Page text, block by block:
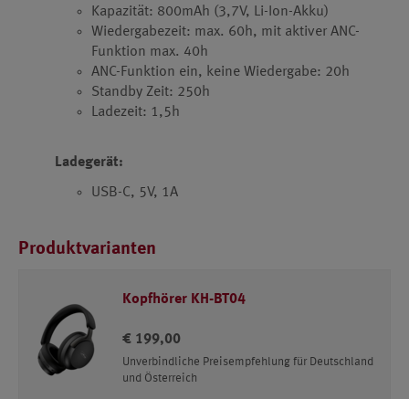
Kapazität: 800mAh (3,7V, Li-Ion-Akku)
Wiedergabezeit: max. 60h, mit aktiver ANC-
Funktion max. 40h
ANC-Funktion ein, keine Wiedergabe: 20h
Standby Zeit: 250h
Ladezeit: 1,5h
Ladegerät:
USB-C, 5V, 1A
Produktvarianten
Kopfhörer KH-BT04
€ 199,00
Unverbindliche Preisempfehlung für Deutschland
und Österreich